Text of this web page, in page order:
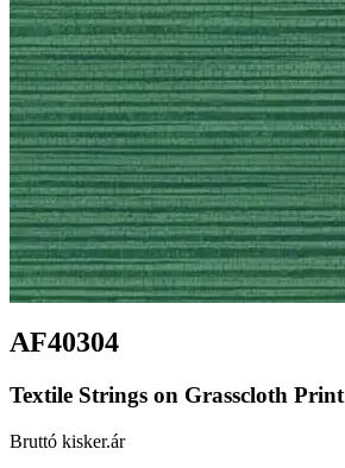
AF40304
Textile Strings on Grasscloth Print
Bruttó kisker.ár